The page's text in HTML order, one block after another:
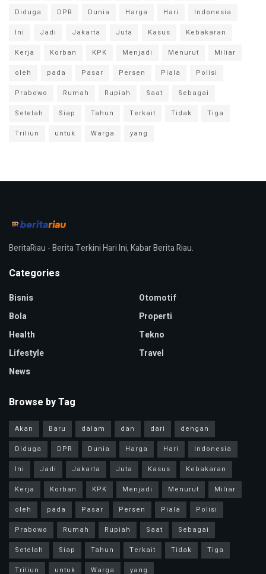
Diduga
DPR Dunia Harga Hari
Indonesia
Ini
Jadi Jakarta Juta Kasus
Kebakaran
Kerja
Korban KPK Menjadi Menurut
Miliar
oleh
pada Pasar Persen Piala
Polisi
Prabowo
Rumah Rupiah Saat
Sebagai
Setelah
Siap Tahun Terkait Tidak
Tiga
Triliun
untuk Warga yang
BeritaRiau - Berita Terkini Hari Ini, Kabar Berita Riau.
Categories
Bisnis
Bola
Health
Lifestyle
News
Otomotif
Properti
Tekno
Travel
Browse by Tag
Akan Baru dalam dan dari
dengan
Diduga
DPR Dunia Harga Hari
Indonesia
Ini
Jadi Jakarta Juta Kasus
Kebakaran
Kerja
Korban KPK Menjadi Menurut
Miliar
oleh
pada Pasar Persen Piala
Polisi
Prabowo
Rumah Rupiah Saat
Sebagai
Setelah
Siap Tahun Terkait Tidak
Tiga
Triliun
untuk Warga yang